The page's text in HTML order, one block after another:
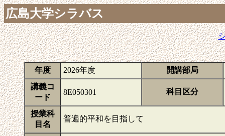
広島大学シラバス
年度 2026年度
開講部局
講義コ
ード
8E050301 科目区分
授業科
目名
普遍的平和を目指して